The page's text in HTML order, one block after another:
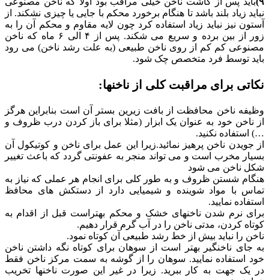
نباید زیاد بلند باشد تا هنگام برخورد محکم با جایی یا چیزی نشکند. از
آستون نیز نباید زیاد استفاده کرد چون لایه مقاوم و محکم آن را به
زور از بین برده و سریع می شکند. پس از ۴ الی ۶ ماه که ناخن
مصنوعی کم کم از روی ناخن طبیعی (به علت رشد ناخن) می رود
باید توسط فرد متخصص چک شود.
نکاتی برای مراقبت کلی از ناخنها:
وظیفه ناخن محافظت از بافت زیرین بستر آن است بنابراین هرگز
از ناخن خود به عنوان یک ابزار (مثلا برای باز کردن درب ظروف و
…) استفاده نکنید.
از جویدن ناخن پرهیز نمائید.زیرا این عمل برای ناخن و کوتیکول آن
بسیار مخرب است و می تواند منجر به عفونتی گردد که باعث تغییر
شکل ناخن می شود
هنگام شستن ظروف و به طور کلی برای انجام هر عملی که نیاز به
تماس با مواد شوینده و شیمیایی دارد از دستکش های محافظ
استفاده نمایید.
برای نرم شدن ناخنهای خشک و محکم بهتراست قبل از اقدام به
کوتاه کردن، مدتی ناخن را در آب گرم قرار دهیم.
ناخن را نباید بیش از خط رشد طبیعی آن کوتاه نمود.
به جای ناخنگیر بهتر است از سوهان برای کوتاه نگه داشتن ناخن
خود استفاده نمایید. سوهان را از گوشه به سمت مرکز ناخن فقط
در یک جهت به کار ببرید. زیرا در غیر این صورت ناخنها تخریب